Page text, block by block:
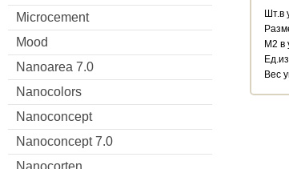
Microcement
Mood
Nanoarea 7.0
Nanocolors
Nanoconcept
Nanoconcept 7.0
Nanocorten
Шт.в
М2 в
Веc